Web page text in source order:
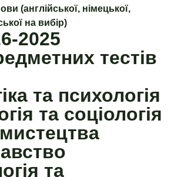
(англійської, німецької,
на вибір)
2025
тестів
та психологія
та соціологія
мистецтва
та